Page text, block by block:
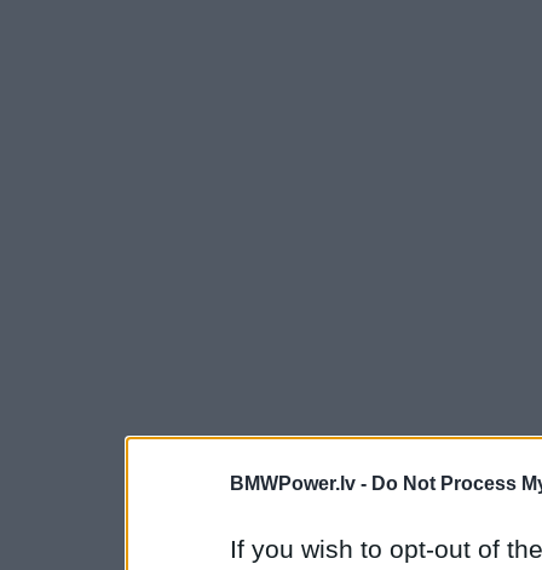
BMWPower.lv - Do Not Process
If you wish to opt-out of